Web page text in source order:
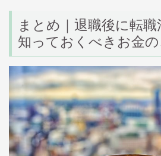
まとめ｜退職後に転
知っておくべきお金の